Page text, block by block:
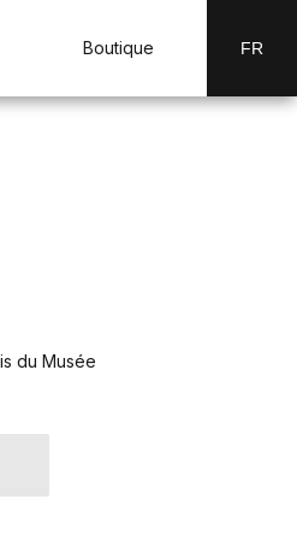
Boutique FR
du Musée